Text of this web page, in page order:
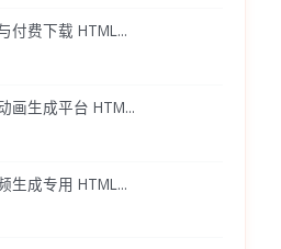
付费下载 HTML...
画生成平台 HTM...
生成专用 HTML...